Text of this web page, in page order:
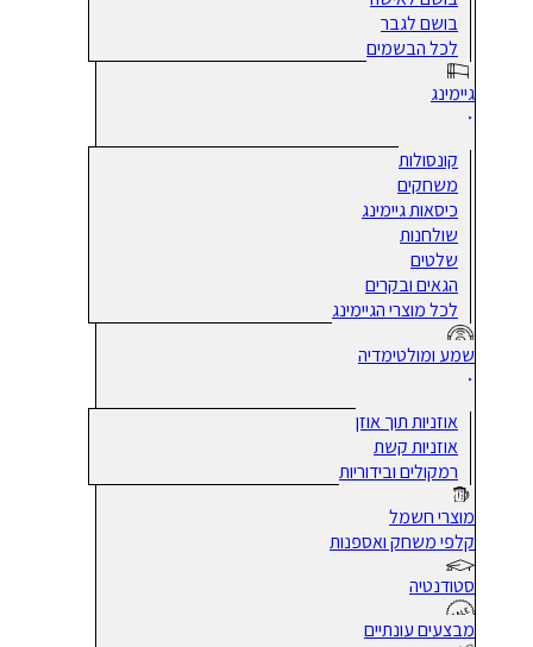
בושם לגבר
לכל הבשמים
גיימינג
קונסולות
משחקים
כיסאות גיימינג
שולחנות
שלטים
הגאים ובקרים
לכל מוצרי הגיימינג
שמע ומולטימדיה
אוזניות תוך אוזן
אוזניות קשת
רמקולים ובידוריות
מוצרי חשמל
קלפי משחק ואספנות
סטודנטיה
מבצעים עונתיים